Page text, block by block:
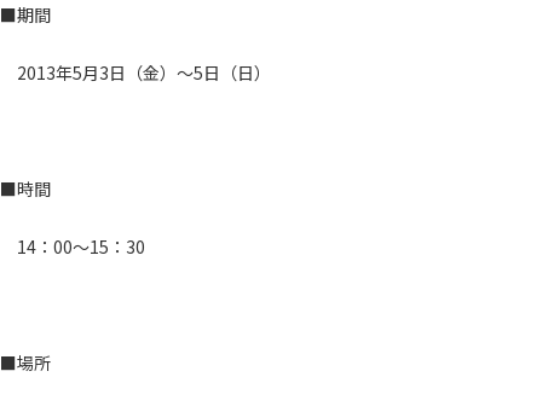
■期間
2013年5月3日（金）～5日（日）
■時間
14：00～15：30
■場所